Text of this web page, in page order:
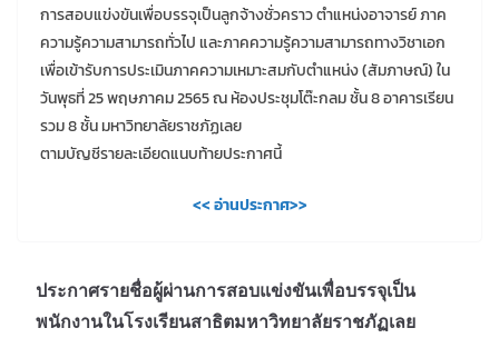
การสอบแข่งขันเพื่อบรรจุเป็นลูกจ้างชั่วคราว ตำแหน่งอาจารย์ ภาค
ความรู้ความสามารถทั่วไป และภาคความรู้ความสามารถทางวิชาเอก
เพื่อเข้ารับการประเมินภาคความเหมาะสมกับตำแหน่ง (สัมภาษณ์) ใน
วันพุธที่ 25 พฤษภาคม 2565 ณ ห้องประชุมโต๊ะกลม ชั้น 8 อาคารเรียน
รวม 8 ชั้น มหาวิทยาลัยราชภัฏเลย
ตามบัญชีรายละเอียดแนบท้ายประกาศนี้
<< อ่านประกาศ>>
ประกาศรายชื่อผู้ผ่านการสอบแข่งขันเพื่อบรรจุเป็น
พนักงานในโรงเรียนสาธิตมหาวิทยาลัยราชภัฏเลย